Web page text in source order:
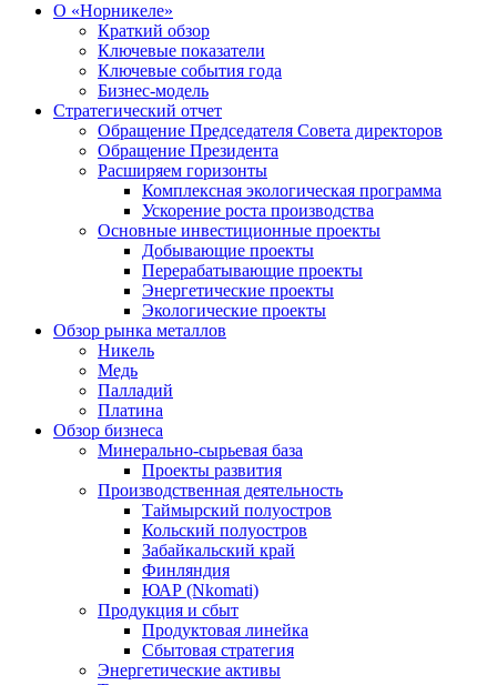
О «Норникеле»
Краткий обзор
Ключевые показатели
Ключевые события года
Бизнес-модель
Стратегический отчет
Обращение Председателя Совета директоров
Обращение Президента
Расширяем горизонты
Комплексная экологическая программа
Ускорение роста производства
Основные инвестиционные проекты
Добывающие проекты
Перерабатывающие проекты
Энергетические проекты
Экологические проекты
Обзор рынка металлов
Никель
Медь
Палладий
Платина
Обзор бизнеса
Минерально-сырьевая база
Проекты развития
Производственная деятельность
Таймырский полуостров
Кольский полуостров
Забайкальский край
Финляндия
ЮАР (Nkomati)
Продукция и сбыт
Продуктовая линейка
Сбытовая стратегия
Энергетические активы